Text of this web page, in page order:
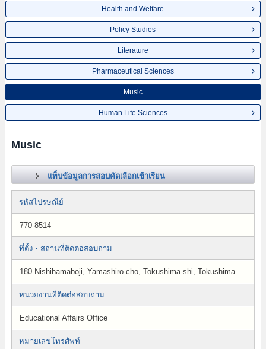
Health and Welfare
Policy Studies
Literature
Pharmaceutical Sciences
Music
Human Life Sciences
Music
แท็บข้อมูลการสอบคัดเลือกเข้าเรียน
รหัสไปรษณีย์
770-8514
ที่ตั้ง・สถานที่ติดต่อสอบถาม
180 Nishihamaboji, Yamashiro-cho, Tokushima-shi, Tokushima
หน่วยงานที่ติดต่อสอบถาม
Educational Affairs Office
หมายเลขโทรศัพท์